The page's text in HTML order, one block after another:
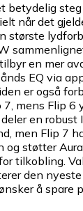
betydelig
når det
største
en mer
EQ via
er også
mens Flip 6
en
men Flip 7
og støtter
tilkobling.
den
å spare